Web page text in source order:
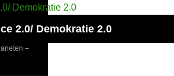
2.0/ Demokratie 2.0
–